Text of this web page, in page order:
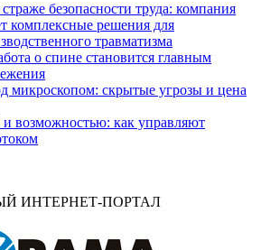
безопасности труда: компания
комплексные решения для
травматизма
о спине становится главным
микроскопом: скрытые угрозы и цена
и возможностью: как управляют
ИНТЕРНЕТ-ПОРТАЛ